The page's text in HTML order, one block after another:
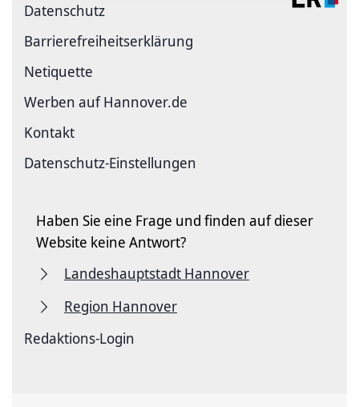
Datenschutz
Barriere­freiheits­erklärung
Netiquette
Werben auf Hannover.de
Kontakt
Datenschutz-Einstellungen
Haben Sie eine Frage und finden auf dieser
Website keine Antwort?
Landeshauptstadt Hannover
Region Hannover
Redaktions-Login